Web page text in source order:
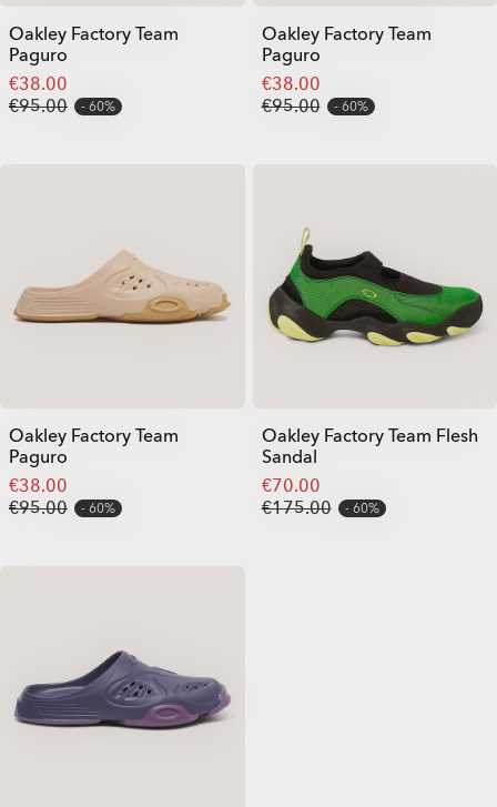
Oakley Factory Team
Paguro
€38.00
€95.00
60%
Oakley Factory Team
Paguro
€38.00
€95.00
60%
Oakley Factory Team
Paguro
€38.00
€95.00
60%
Oakley Factory Team Flesh
Sandal
€70.00
€175.00
60%